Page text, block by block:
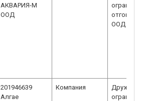
АКВАРИЯ-М
ООД
ООД
201946639
Алгае
Компания